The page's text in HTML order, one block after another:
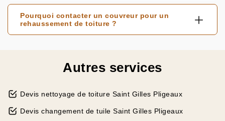
Pourquoi contacter un couvreur pour un
rehaussement de toiture ?
Autres services
Devis nettoyage de toiture Saint Gilles Pligeaux
Devis changement de tuile Saint Gilles Pligeaux